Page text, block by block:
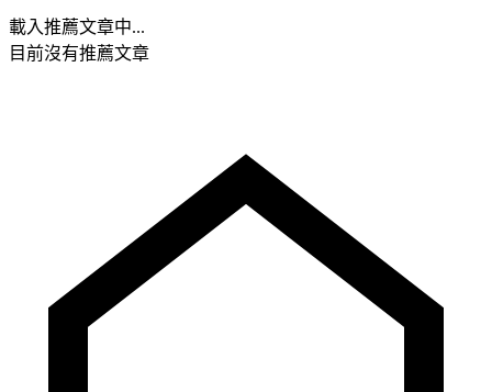
載入推薦文章中...
目前沒有推薦文章